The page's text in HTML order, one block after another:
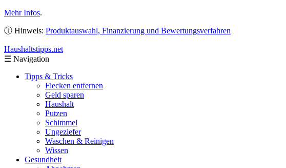
Mehr Infos.
ⓘ Hinweis: Produktauswahl, Finanzierung und Bewertungsverfahren
Haushaltstipps.net
☰ Navigation
Tipps & Tricks
Flecken entfernen
Geld sparen
Haushalt
Putzen
Schimmel
Ungeziefer
Waschen & Reinigen
Wissen
Gesundheit